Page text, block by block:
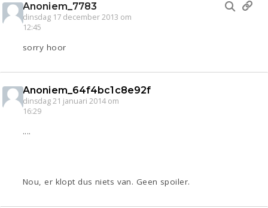
Anoniem_7783
dinsdag 17 december 2013 om
12:45
sorry hoor
Anoniem_64f4bc1c8e92f
dinsdag 21 januari 2014 om
16:29
....
Nou, er klopt dus niets van. Geen spoiler.